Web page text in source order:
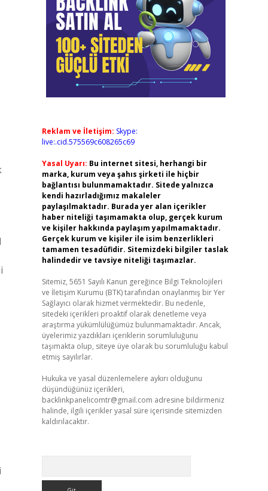
Reklam ve İletişim: Skype:
live:.cid.575569c608265c69
Yasal Uyarı: Bu internet sitesi, herhangi bir
marka, kurum veya şahıs şirketi ile hiçbir
bağlantısı bulunmamaktadır. Sitede yalnızca
kendi hazırladığımız makaleler
paylaşılmaktadır. Burada yer alan içerikler
haber niteliği taşımamakta olup, gerçek kurum
ve kişiler hakkında paylaşım yapılmamaktadır.
Gerçek kurum ve kişiler ile isim benzerlikleri
tamamen tesadüfidir. Sitemizdeki bilgiler taslak
halindedir ve tavsiye niteliği taşımazlar.
Sitemiz, 5651 Sayılı Kanun gereğince Bilgi Teknolojileri
ve İletişim Kurumu (BTK) tarafından onaylanmış bir Yer
Sağlayıcı olarak hizmet vermektedir. Bu nedenle,
sitedeki içerikleri proaktif olarak denetleme veya
araştırma yükümlülüğümüz bulunmamaktadır. Ancak,
üyelerimiz yazdıkları içeriklerin sorumluluğunu
taşımakta olup, siteye üye olarak bu sorumluluğu kabul
etmiş sayılırlar.
Hukuka ve yasal düzenlemelere aykırı olduğunu
düşündüğünüz içerikleri,
backlinkpanelicomtr@gmail.com adresine bildirmeniz
halinde, ilgili içerikler yasal süre içerisinde sitemizden
kaldırılacaktır.